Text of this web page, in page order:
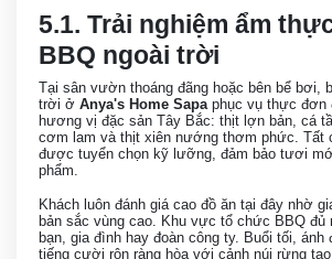
5.1. Trải nghiệm ẩm
BBQ ngoài trời
Tại sân vườn thoáng đãng hoặc bên bể bơi,
trời ở Anya's Home Sapa phục vụ thực đơn
hương vị đặc sản Tây Bắc: thịt lợn bản, cá
cơm lam và thịt xiên nướng thơm phức. Tất
được tuyển chọn kỹ lưỡng, đảm bảo tươi
phẩm.
Khách luôn đánh giá cao đồ ăn tại đây nhờ
bản sắc vùng cao. Khu vực tổ chức BBQ đủ
bạn, gia đình hay đoàn công ty. Buổi tối, ánh
tiếng cười rộn ràng hòa với cảnh núi rừng